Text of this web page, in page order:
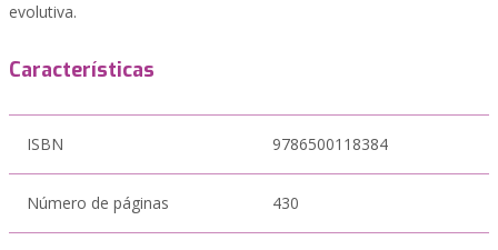
evolutiva.
Características
ISBN 9786500118384
Número de páginas 430